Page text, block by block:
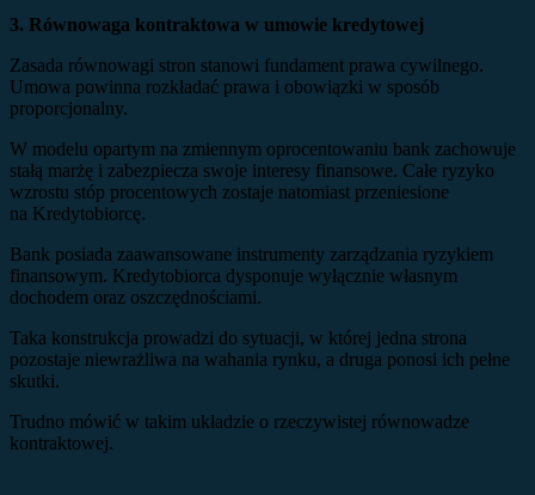
3. Równowaga kontraktowa w umowie kredytowej
Zasada równowagi stron stanowi fundament prawa cywilnego.
Umowa powinna rozkładać prawa i obowiązki w sposób
proporcjonalny.
W modelu opartym na zmiennym oprocentowaniu bank zachowuje
stałą marżę i zabezpiecza swoje interesy finansowe. Całe ryzyko
wzrostu stóp procentowych zostaje natomiast przeniesione
na Kredytobiorcę.
Bank posiada zaawansowane instrumenty zarządzania ryzykiem
finansowym. Kredytobiorca dysponuje wyłącznie własnym
dochodem oraz oszczędnościami.
Taka konstrukcja prowadzi do sytuacji, w której jedna strona
pozostaje niewrażliwa na wahania rynku, a druga ponosi ich pełne
skutki.
Trudno mówić w takim układzie o rzeczywistej równowadze
kontraktowej.